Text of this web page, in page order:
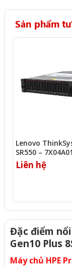
Sản phẩm
Lenovo
SR550 –
(Xeon Gold 5120)
Liên hệ
Đặc điểm
Gen10 Plus
Máy chủ HPE